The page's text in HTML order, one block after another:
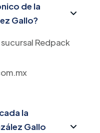
de la
Gallo?
Redpack
la
Gallo